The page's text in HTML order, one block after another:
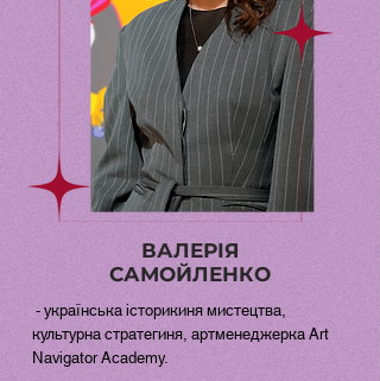
ВАЛЕРІЯ
САМОЙЛЕНКО
- українська історикиня мистецтва,
культурна стратегиня, артменеджерка Art
Navigator Academy.